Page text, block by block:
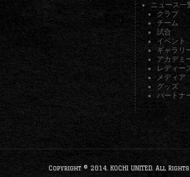
ニュース一
クラブ
チーム
試合
イベント
ギャラリ
アカデミ
レディー
メディア
グッズ
パートナ
Copyright © 2014. KOCHI UNITED. All